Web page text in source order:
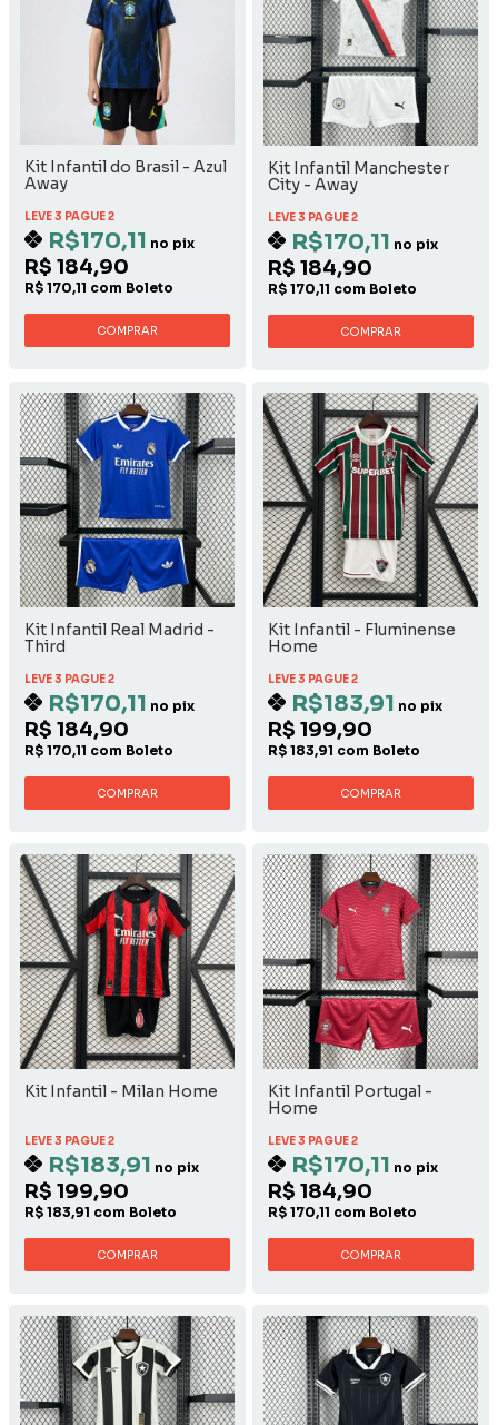
Kit Infantil do Brasil - Azul
Away
LEVE 3 PAGUE 2
R$170,11 no pix
R$ 184,90
R$ 170,11 com Boleto
COMPRAR
Kit Infantil Manchester
City - Away
LEVE 3 PAGUE 2
R$170,11 no pix
R$ 184,90
R$ 170,11 com Boleto
COMPRAR
Kit Infantil Real Madrid -
Third
LEVE 3 PAGUE 2
R$170,11 no pix
R$ 184,90
R$ 170,11 com Boleto
COMPRAR
Kit Infantil - Fluminense
Home
LEVE 3 PAGUE 2
R$183,91 no pix
R$ 199,90
R$ 183,91 com Boleto
COMPRAR
Kit Infantil - Milan Home
LEVE 3 PAGUE 2
R$183,91 no pix
R$ 199,90
R$ 183,91 com Boleto
COMPRAR
Kit Infantil Portugal -
Home
LEVE 3 PAGUE 2
R$170,11 no pix
R$ 184,90
R$ 170,11 com Boleto
COMPRAR